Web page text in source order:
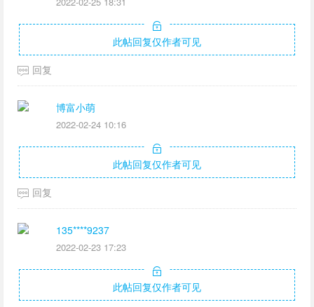
此帖回复仅作者可见
回复
博富小萌
2022-02-24 10:16
此帖回复仅作者可见
回复
135****9237
2022-02-23 17:23
此帖回复仅作者可见